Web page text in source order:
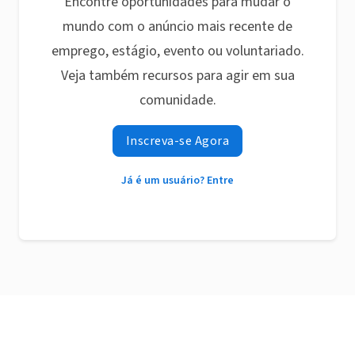
mundo com o anúncio mais recente de
emprego, estágio, evento ou voluntariado.
Veja também recursos para agir em sua
comunidade.
Inscreva-se Agora
Já é um usuário? Entre